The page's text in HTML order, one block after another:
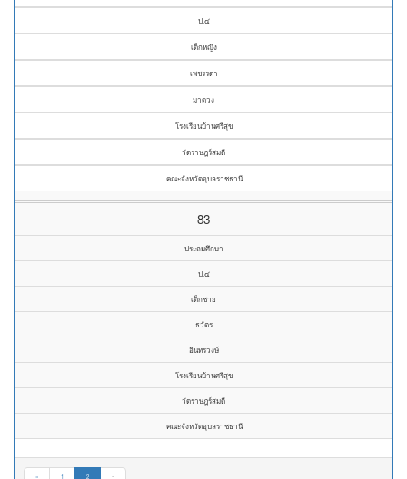
ป.๔
เด็กหญิง
เพชรรดา
มาดวง
โรงเรียนบ้านศรีสุข
วัดราษฎร์สมดี
คณะจังหวัดอุบลราชธานี
83
ประถมศึกษา
ป.๔
เด็กชาย
ธวัตร
อินทรวงษ์
โรงเรียนบ้านศรีสุข
วัดราษฎร์สมดี
คณะจังหวัดอุบลราชธานี
« 1 2 »